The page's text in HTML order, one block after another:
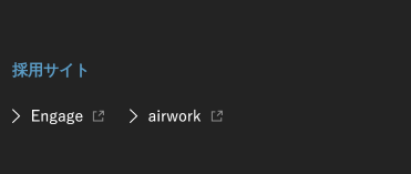
採用サイト